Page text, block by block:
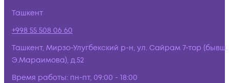
Ташкент
+998 55 508 06 60
Ташкент, Мирзо-Улугбекский р-н, ул. Сайрам 7-тор (бывш.
Э.Мараимова), д.52
Время работы: пн-пт, 09:00 - 18:00